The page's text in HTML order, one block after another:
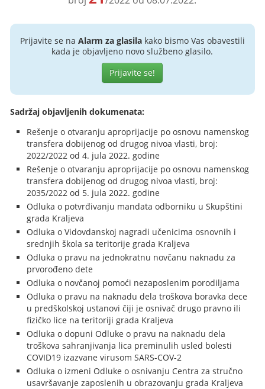
Prijavite se na Alarm za glasilakako bismo Vas obavestili
kada je objavljeno novo službeno glasilo.
Prijavite se!
Sadržaj objavljenih dokumenata:
Rešenje o otvaranju aproprijacije po osnovu namenskog
transfera dobijenog od drugog nivoa vlasti, broj:
2022/2022 od 4. jula 2022. godine
Rešenje o otvaranju aproprijacije po osnovu namenskog
transfera dobijenog od drugog nivoa vlasti, broj:
2035/2022 od 5. jula 2022. godine
Odluka o potvrđivanju mandata odborniku u Skupštini
grada Kraljeva
Odluka o Vidovdanskoj nagradi učenicima osnovnih i
srednjih škola sa teritorije grada Kraljeva
Odluka o pravu na jednokratnu novčanu naknadu za
prvorođeno dete
Odluka o novčanoj pomoći nezaposlenim porodiljama
Odluka o pravu na naknadu dela troškova boravka dece
u predškolskoj ustanovi čiji je osnivač drugo pravno ili
fizičko lice na teritoriji grada Kraljeva
Odluka o dopuni Odluke o pravu na naknadu dela
troškova sahranjivanja lica preminulih usled bolesti
COVID19 izazvane virusom SARS-COV-2
Odluka o izmeni Odluke o osnivanju Centra za stručno
usavršavanje zaposlenih u obrazovanju grada Kraljeva